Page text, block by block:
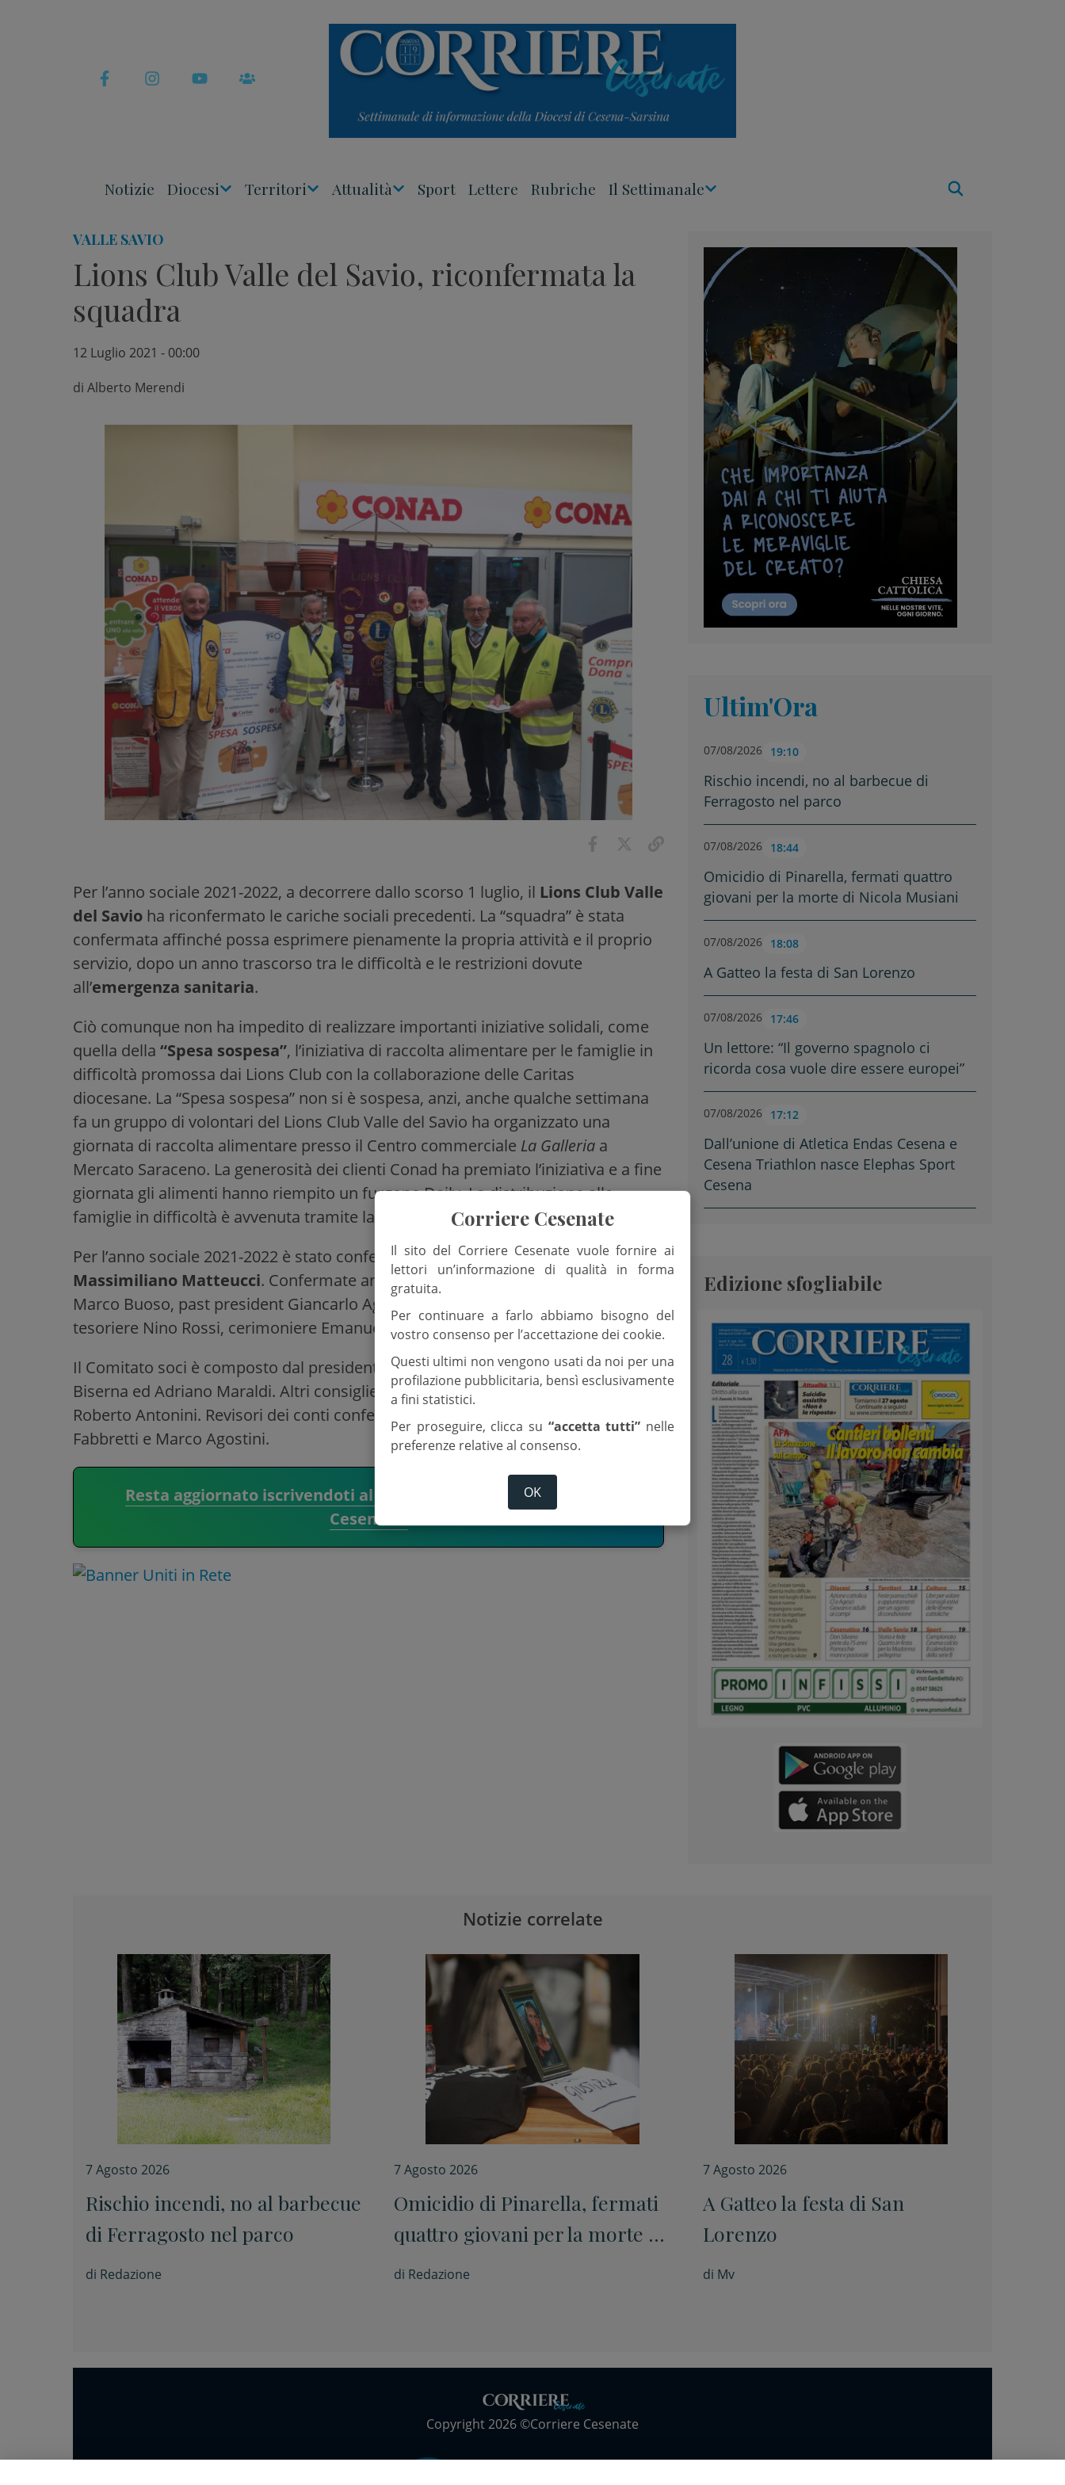
Notizie Diocesi Territori Attualità Sport Lettere Rubriche Il Settimanale
VALLE SAVIO
Lions Club Valle del Savio, riconfermata la
squadra
12 Luglio 2021 - 00:00
di Alberto Merendi
Per l’anno sociale 2021-2022, a decorrere dallo scorso 1 luglio, il Lions Club Valle
del Savio ha riconfermato le cariche sociali precedenti. La “squadra” è stata
confermata affinché possa esprimere pienamente la propria attività e il proprio
servizio, dopo un anno trascorso tra le difficoltà e le restrizioni dovute
all’emergenza sanitaria.
Ciò comunque non ha impedito di realizzare importanti iniziative solidali, come
quella della “Spesa sospesa”, l’iniziativa di raccolta alimentare per le famiglie in
difficoltà promossa dai Lions Club con la collaborazione delle Caritas
diocesane. La “Spesa sospesa” non si è sospesa, anzi, anche qualche settimana
fa un gruppo di volontari del Lions Club Valle del Savio ha organizzato una
giornata di raccolta alimentare presso il Centro commerciale La Galleria a
Mercato Saraceno. La generosità dei clienti Conad ha premiato l’iniziativa e a fine
giornata gli alimenti hanno riempito un furgone Daily. La distribuzione alle
famiglie in difficoltà è avvenuta tramite la
Caritas di Mercato Saraceno.
Per l’anno sociale 2021-2022 è stato confermato alla presidenza l’ingegner
Massimiliano Matteucci. Confermate anche le altre cariche: vicepresidente
Marco Buoso, past president Giancarlo Agostini, segretario Elisa Menghi,
tesoriere Nino Rossi, cerimoniere Emanuele Cangini.
Il Comitato soci è composto dal presidente Piergiorgio Pelliccioni e da Rotilio
Biserna ed Adriano Maraldi. Altri consiglieri sono Emanuela Casali, Ugo Berti e
Roberto Antonini. Revisori dei conti confermati Piergiuseppe Marchi, Mauro
Fabbretti e Marco Agostini.
Resta aggiornato iscrivendoti al canale WhatsApp del Corriere
Cesenate.
Ultim'Ora
07/08/2026 19:10
Rischio incendi, no al barbecue di
Ferragosto nel parco
07/08/2026 18:44
Omicidio di Pinarella, fermati quattro
giovani per la morte di Nicola Musiani
07/08/2026 18:08
A Gatteo la festa di San Lorenzo
07/08/2026 17:46
Un lettore: “Il governo spagnolo ci
ricorda cosa vuole dire essere europei”
07/08/2026 17:12
Dall’unione di Atletica Endas Cesena e
Cesena Triathlon nasce Elephas Sport
Cesena
Edizione sfogliabile
Notizie correlate
7 Agosto 2026
Rischio incendi, no al barbecue
di Ferragosto nel parco
di Redazione
7 Agosto 2026
Omicidio di Pinarella, fermati
quattro giovani per la morte di
Nicola Musiani
di Redazione
7 Agosto 2026
A Gatteo la festa di San
Lorenzo
di Mv
Copyright 2026 ©Corriere Cesenate
Corriere Cesenate
Il sito del Corriere Cesenate vuole fornire ai
lettori un’informazione di qualità in forma
gratuita.
Per continuare a farlo abbiamo bisogno del
vostro consenso per l’accettazione dei cookie.
Questi ultimi non vengono usati da noi per una
profilazione pubblicitaria, bensì esclusivamente
a fini statistici.
Per proseguire, clicca su “accetta tutti” nelle
preferenze relative al consenso.
OK